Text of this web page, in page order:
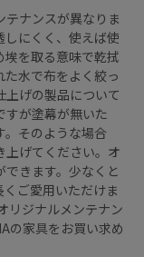
ナンスが異なりま
にくく、使えば使
埃を取る意味で乾拭
水で布をよく絞っ
げの製品について
すが塗幕が無いた
。そのような場合
上げてください。オ
きます。少なくと
ご愛用いただけま
リジナルメンテナン
の家具をお買い求め